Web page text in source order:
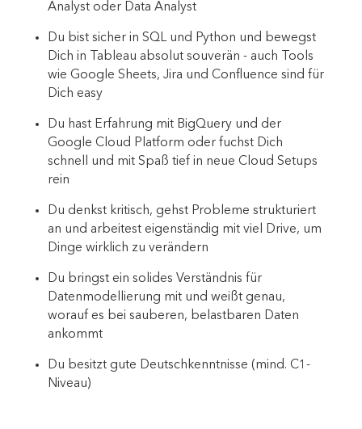
Analyst oder Data Analyst
Du bist sicher in SQL und Python und bewegst
Dich in Tableau absolut souverän - auch Tools
wie Google Sheets, Jira und Confluence sind für
Dich easy
Du hast Erfahrung mit BigQuery und der
Google Cloud Platform oder fuchst Dich
schnell und mit Spaß tief in neue Cloud Setups
rein
Du denkst kritisch, gehst Probleme strukturiert
an und arbeitest eigenständig mit viel Drive, um
Dinge wirklich zu verändern
Du bringst ein solides Verständnis für
Datenmodellierung mit und weißt genau,
worauf es bei sauberen, belastbaren Daten
ankommt
Du besitzt gute Deutschkenntnisse (mind. C1-
Niveau)